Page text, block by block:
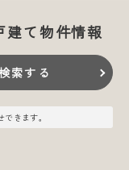
建て物件情報
索する
きます。